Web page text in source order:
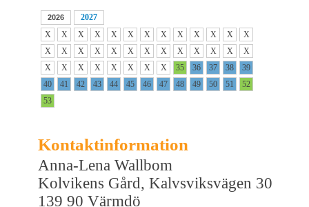
2026
2027
X
X X X X X X X X X X X
X
X
X X X X X X X X X X X
X
X
X X X X X X X 35 36 37 38
39
40
41 42 43 44 45 46 47 48 49 50 51
52
53
Kontaktinformation
Anna-Lena Wallbom
Kolvikens Gård, Kalvsviksvägen 30
139 90 Värmdö